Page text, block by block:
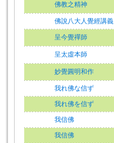
佛教之精神
佛說八大人覺經講義
呈今覺禪師
呈太虛本師
妙覺圓明和作
我れ佛な信ず
我れ佛を信ず
我信佛
我信佛